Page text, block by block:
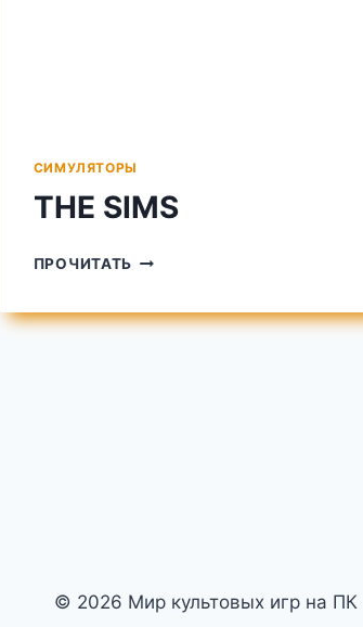
СИМУЛЯТОРЫ
THE SIMS
ПРОЧИТАТЬ THE
© 2026 Мир культовых игр на ПК